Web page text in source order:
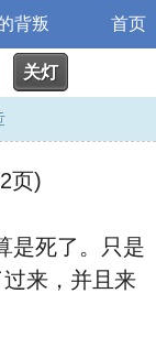
背叛 首页
关灯
页)
死了。只是
来，并且来